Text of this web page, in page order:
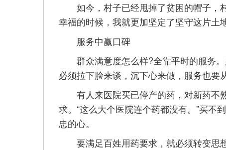
如今，村子已经甩掉了贫困的帽子，
幸福的时候，我就更加坚定了坚守这片土
服务中赢口碑
群众满意度怎么样?全靠平时的服务。
必须拉下脸来谈，沉下心来做，服务也要
有人来医院买已停产的药，对新药不
求。“这么大个医院连个药都没有。”买不
忠的心。
要满足百姓用药要求，就必须转变思